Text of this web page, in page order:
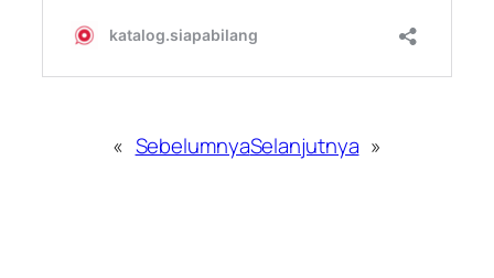
« SebelumnyaSelanjutnya »